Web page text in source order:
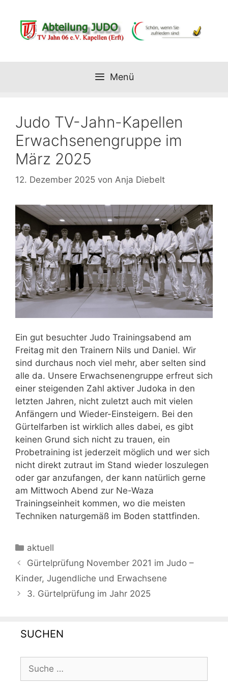
Inhalt
springen
Menü
Judo TV-Jahn-Kapellen
Erwachsenengruppe im
März 2025
12. Dezember 2025 von Anja Diebelt
Ein gut besuchter Judo Trainingsabend am
Freitag mit den Trainern Nils und Daniel. Wir
sind durchaus noch viel mehr, aber selten sind
alle da. Unsere Erwachsenengruppe erfreut sich
einer steigenden Zahl aktiver Judoka in den
letzten Jahren, nicht zuletzt auch mit vielen
Anfängern und Wieder-Einsteigern. Bei den
Gürtelfarben ist wirklich alles dabei, es gibt
keinen Grund sich nicht zu trauen, ein
Probetraining ist jederzeit möglich und wer sich
nicht direkt zutraut im Stand wieder loszulegen
oder gar anzufangen, der kann natürlich gerne
am Mittwoch Abend zur Ne-Waza
Trainingseinheit kommen, wo die meisten
Techniken naturgemäß im Boden stattfinden.
Kategorien
aktuell
Gürtelprüfung November 2021 im Judo –
Kinder, Jugendliche und Erwachsene
3. Gürtelprüfung im Jahr 2025
SUCHEN
nach: